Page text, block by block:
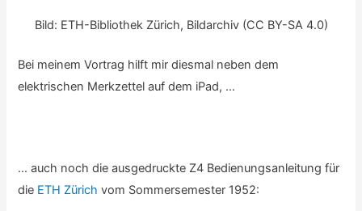
Bild: ETH-Bibliothek Zürich, Bildarchiv (CC BY-SA 4.0)
Bei meinem Vortrag hilft mir diesmal neben dem
elektrischen Merkzettel auf dem iPad, …
… auch noch die ausgedruckte Z4 Bedienungsanleitung für
die ETH Zürich vom Sommersemester 1952: